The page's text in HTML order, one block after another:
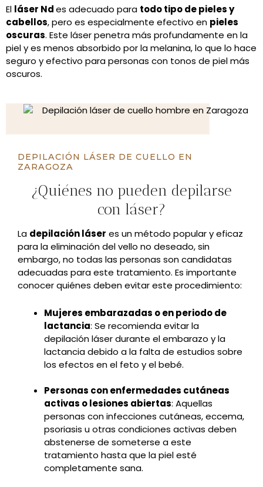
El láser Ndes adecuado para todo tipo de pieles y
cabellos, pero es especialmente efectivo en pieles
oscuras. Este láser penetra más profundamente en la
piel y es menos absorbido por la melanina, lo que lo hace
seguro y efectivo para personas con tonos de piel más
oscuros.
DEPILACIÓN LÁSER DE CUELLO EN
ZARAGOZA
¿Quiénes no pueden depilarse
con láser?
La depilación láser es un método popular y eficaz
para la eliminación del vello no deseado, sin
embargo, no todas las personas son candidatas
adecuadas para este tratamiento. Es importante
conocer quiénes deben evitar este procedimiento:
Mujeres embarazadas o en periodo de
lactancia: Se recomienda evitar la
depilación láser durante el embarazo y la
lactancia debido a la falta de estudios sobre
los efectos en el feto y el bebé.
Personas con enfermedades cutáneas
activas o lesiones abiertas: Aquellas
personas con infecciones cutáneas, eccema,
psoriasis u otras condiciones activas deben
abstenerse de someterse a este
tratamiento hasta que la piel esté
completamente sana.